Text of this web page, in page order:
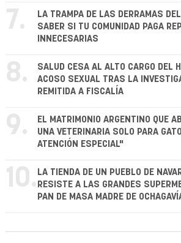
7.
LA TRAMPA DE LAS DERRAMAS
SABER SI TU COMUNIDAD PAGA
INNECESARIAS
8.
SALUD CESA AL ALTO CARGO DEL
ACOSO SEXUAL TRAS LA
REMITIDA A FISCALÍA
9.
EL MATRIMONIO ARGENTINO QUE
UNA VETERINARIA SOLO PARA
ATENCIÓN ESPECIAL"
10. LA TIENDA DE UN PUEBLO DE
RESISTE A LAS GRANDES
PAN DE MASA MADRE DE